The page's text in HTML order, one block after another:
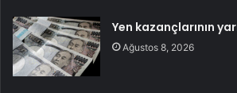
Yen kazançlarının
Ağustos 8, 2026